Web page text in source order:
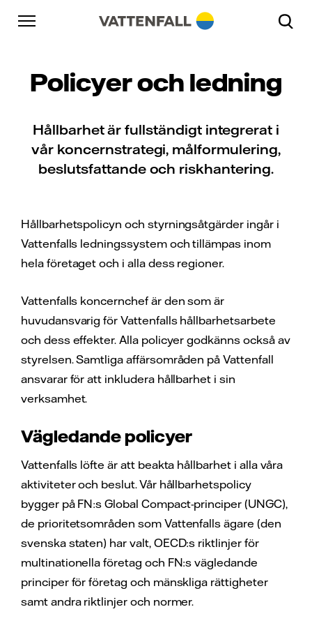
Skip to content
Gå till huvudnavigeringen
Gå till sidfoten
Policyer och ledning
Hållbarhet är fullständigt integrerat i
vår koncernstrategi, målformulering,
beslutsfattande och riskhantering.
Hållbarhetspolicyn och styrningsåtgärder ingår i
Vattenfalls ledningssystem och tillämpas inom
hela företaget och i alla dess regioner.
Vattenfalls koncernchef är den som är
huvudansvarig för Vattenfalls hållbarhetsarbete
och dess effekter. Alla policyer godkänns också av
styrelsen. Samtliga affärsområden på Vattenfall
ansvarar för att inkludera hållbarhet i sin
verksamhet.
Vägledande policyer
Vattenfalls löfte är att beakta hållbarhet i alla våra
aktiviteter och beslut. Vår hållbarhetspolicy
bygger på FN:s Global Compact-principer (UNGC),
de prioritetsområden som Vattenfalls ägare (den
svenska staten) har valt, OECD:s riktlinjer för
multinationella företag och FN:s vägledande
principer för företag och mänskliga rättigheter
samt andra riktlinjer och normer.
Gå till huvudnavigeringen